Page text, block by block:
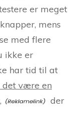
er meget
mens
med flere
ikke er
har tid til at
det være en
der